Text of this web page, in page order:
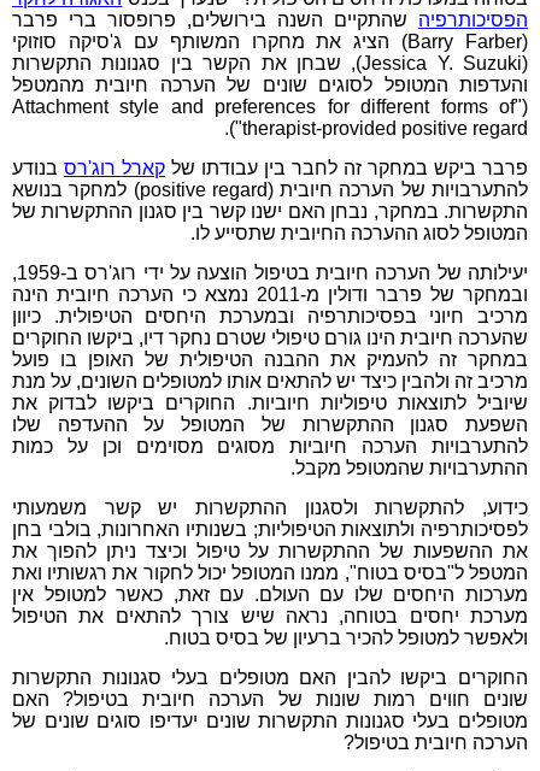
הפסיכותרפיה שהתקיים השנה בירושלים, פרופסור ברי פרבר
(Barry Farber) הציג את מחקרו המשותף עם ג'סיקה סוזוקי
(Jessica Y. Suzuki), שבחן את הקשר בין סגנונות התקשרות
והעדפות המטופל לסוגים שונים של הערכה חיובית מהמטפל
("Attachment style and preferences for different forms of
therapist-provided positive regard").
פרבר ביקש במחקר זה לחבר בין עבודתו של קארל רוג'רס בנודע
להתערבויות של הערכה חיובית (positive regard) למחקר בנושא
התקשרות. במחקר, נבחן האם ישנו קשר בין סגנון ההתקשרות של
המטופל לסוג ההערכה החיובית שתסייע לו.
יעילותה של הערכה חיובית בטיפול הוצעה על ידי רוג'רס ב-1959,
ובמחקר של פרבר ודולין מ-2011 נמצא כי הערכה חיובית הינה
מרכיב חיוני בפסיכותרפיה ובמערכת היחסים הטיפולית. כיוון
שהערכה חיובית הינו גורם טיפולי שטרם נחקר דיו, ביקשו החוקרים
במחקר זה להעמיק את ההבנה הטיפולית של האופן בו פועל
מרכיב זה ולהבין כיצד יש להתאים אותו למטופלים השונים, על מנת
שיוביל לתוצאות טיפוליות חיוביות. החוקרים ביקשו לבדוק את
השפעת סגנון ההתקשרות של המטופל על ההעדפה שלו
להתערבויות הערכה חיוביות מסוגים מסוימים וכן על כמות
ההתערבויות שהמטופל מקבל.
כידוע, להתקשרות ולסגנון ההתקשרות יש קשר משמעותי
לפסיכותרפיה ולתוצאות הטיפוליות; בשנותיו האחרונות, בולבי בחן
את ההשפעות של ההתקשרות על טיפול וכיצד ניתן להפוך את
המטפל ל"בסיס בטוח", ממנו המטופל יכול לחקור את רגשותיו ואת
מערכות היחסים שלו עם העולם. עם זאת, כאשר למטופל אין
מערכת יחסים בטוחה, נראה שיש צורך להתאים את הטיפול
ולאפשר למטופל להכיר ברעיון של בסיס בטוח.
החוקרים ביקשו להבין האם מטופלים בעלי סגנונות התקשרות
שונים חווים רמות שונות של הערכה חיובית בטיפול? האם
מטופלים בעלי סגנונות התקשרות שונים יעדיפו סוגים שונים של
הערכה חיובית בטיפול?